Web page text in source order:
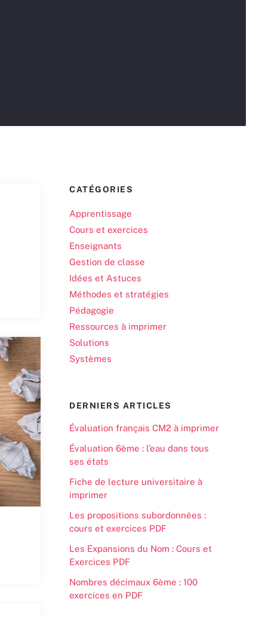
CATÉGORIES
Apprentissage
Cours et exercices
Enseignants
Gestion de classe
Idées et Astuces
Méthodes et stratégies
Pédagogie
Ressources à imprimer
Solutions
Systèmes
DERNIERS ARTICLES
Évaluation français CM2 à imprimer
Évaluation 6ème : l’eau dans tous
ses états
Fiche de lecture universitaire à
imprimer
Les propositions subordonnées :
cours et exercices PDF
Les Expansions du Nom : Cours et
Exercices PDF
Nombres décimaux 6ème : 100
exercices en PDF